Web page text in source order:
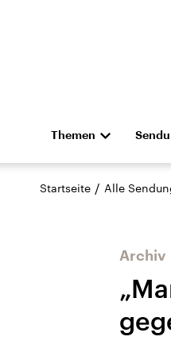
Themen
Die Nachrichten
Hörspiel und Feature
Landtagswahl
Startseite / Alle
Archiv